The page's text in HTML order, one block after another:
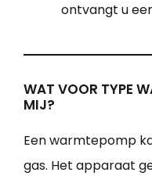
ontvangt u
WAT VOOR TYPE
MIJ?
Een warmtepomp
gas. Het apparaat